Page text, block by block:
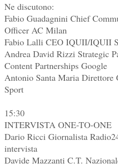
Ne discutono:
Fabio Guadagnini Chief
Officer AC Milan
Fabio Lalli CEO IQUII/IQUII
Andrea David Rizzi Strategic
Content Partnerships Google
Antonio Santa Maria Direttore
Sport
15:30
INTERVISTA ONE-TO-ONE
Dario Ricci Giornalista
intervista
Davide Mazzanti C.T.